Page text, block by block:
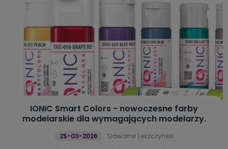
IONIC Smart Colors - nowoczesne farby
modelarskie dla wymagających modelarzy.
25-03-2026
Sławomir Leszczyński